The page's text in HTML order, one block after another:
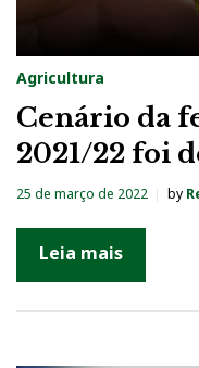
Agricultura
Cenário da
2021/22 foi
25 de março de 2022 by
Leia mais